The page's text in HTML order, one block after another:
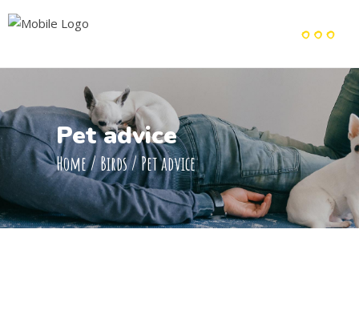
Pet advice
Home/Birds/Pet advice